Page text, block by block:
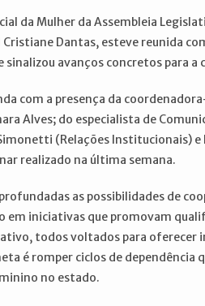
da Mulher da Assembleia
Dantas, esteve reunida
sinalizou avanços concretos para a
com a presença da
Alves; do especialista de
(Relações Institucionais)
realizado na última semana.
as possibilidades de
em iniciativas que promovam
todos voltados para oferecer
é romper ciclos de dependência
no estado.